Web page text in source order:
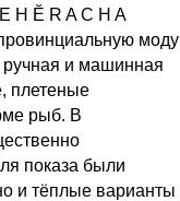
H Ӗ R A C H A
моду
ручная и машинная
плетеные
рыб. В
показа были
и тёплые варианты